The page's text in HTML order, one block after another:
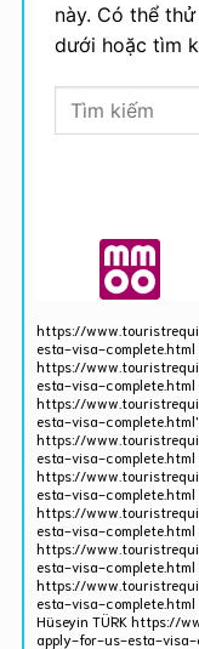
https://
esta-visa-complete.html
https://
esta-visa-complete.html
https://
esta-visa-
https://
esta-visa-complete.html
https://
esta-visa-
https://
esta-visa-complete.html
https://
esta-visa-complete.html
https://
esta-visa-complete.html
Hüseyin TÜRK https://
apply-for-us-esta-visa-